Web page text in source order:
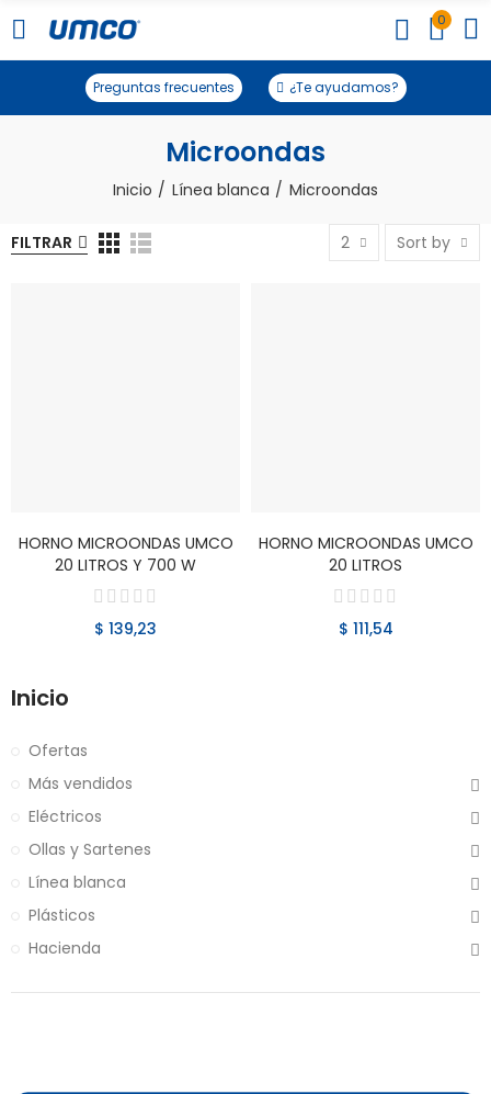
0
Preguntas frecuentes ¿Te ayudamos?
Microondas
Inicio Línea blanca Microondas
FILTRAR 2 Sort by
VER PRODUCTO
HORNO MICROONDAS UMCO
20 LITROS Y 700 W
$ 139,23
VER PRODUCTO
HORNO MICROONDAS UMCO
20 LITROS
$ 111,54
Inicio
Ofertas
Más vendidos
Eléctricos
Ollas y Sartenes
Línea blanca
Plásticos
Hacienda